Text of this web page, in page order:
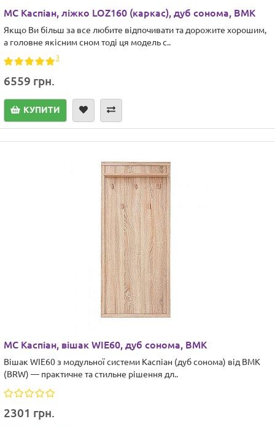
МС Каспіан, ліжко LOZ160 (каркас), дуб сонома, ВМК
Якщо Ви більш за все любите відпочивати та дорожите хорошим,
а головне якісним сном тоді ця модель с..
3
6559 грн.
КУПИТИ
МС Каспіан, вішак WIE60, дуб сонома, ВМК
Вішак WIE60 з модульної системи Каспіан (дуб сонома) від ВМК
(BRW) — практичне та стильне рішення дл..
2301 грн.